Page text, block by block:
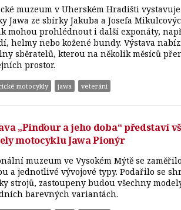
muzeum v Uherském Hradišti
Jawa ze sbírky Jakuba a Josefa
mohou prohlédnout i další exponáty,
helmy nebo kožené bundy. Výstava
sběratelů, kterou na několik měsíců
prostor.
motocykly jawa veteráni
„Pinďour a jeho doba“ představí
motocyklu Jawa Pionýr
muzeum ve Vysokém Mýtě se
a jednotlivé vývojové typy. Podařilo se
strojů, zastoupeny budou všechny
barevných variantách.